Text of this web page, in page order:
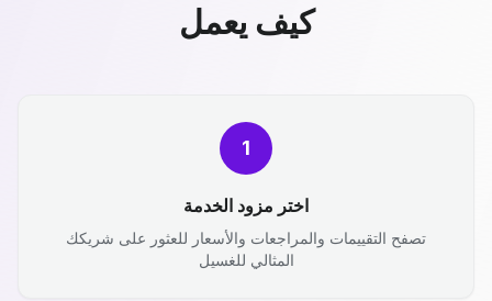
كيف يعمل
1
اختر مزود الخدمة
تصفح التقييمات والمراجعات والأسعار للعثور على شريكك
المثالي للغسيل